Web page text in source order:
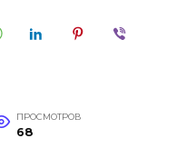
ПРОСМОТРОВ
68